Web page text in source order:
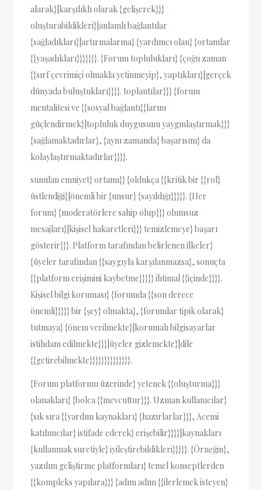
alarak}|karşılıklı olarak {gelişerek}}}
oluşturabildikleri}|anlamlı bağlantılar
{sağladıkları}|artırmalarına} {yardımcı olan} {ortamlar
{{yaşadıkları}}}}}}}. {Forum toplulukları} {çoğu zaman
{{sırf çevrimiçi olmakla yetinmeyip}, yaptıkları}|gerçek
dünyada buluştukları}}}}. toplantılar}}} {forum
mentalitesi ve {{sosyal bağlantı{{larını
güçlendirmek}|topluluk duygusunu yaygınlaştırmak}}}
{sağlamaktadırlar}, {aynı zamanda} başarısını} da
kolaylaştırmaktadırlar}}}}.
sunulan emniyet} ortamı}} {oldukça {{kritik bir {{rol}
üstlendiği}|önemli bir {unsur} {sayıldığı}}}}}. {Her
forum} {moderatörlere sahip olup}}} olumsuz
mesajları}|kişisel hakaretleri}}} temizlemeye} başarı
gösterir}}}. Platform tarafından belirlenen ilkeler}
{üyeler tarafından {{saygıyla karşılanmazsa}, sonuçta
{{platform erişimini kaybetme}}}}} ihtimal {{içinde}}}}.
Kişisel bilgi koruması} {forumda {{son derece
önemli}}}}} bir {şey} olmakta}, {forumlar tipik olarak}
tutmaya} {önem verilmekte}|korumalı bilgisayarlar
istihdam edilmekte}}}|üyeler gizlemekte}|dile
{{getirebilmekte}}}}}}}}}}}}}}.
{Forum platformu üzerinde} yetenek {{oluşturma}}}
olanakları} {bolca {{mevcuttur}}}. Uzman kullanıcılar}
{sık sıra {{yardım kaynakları} {hazırlarlar}}}, Acemi
katılımcılar} istifade ederek} erişebilir}}}}|kaynakları
{kullanmak suretiyle} iyileştirebildikleri}}}}}. {Örneğin},
yazılım geliştirme platformları} temel konseptlerden
{{kompleks yapılara}}} {adım adım {{ilerlemek isteyen}